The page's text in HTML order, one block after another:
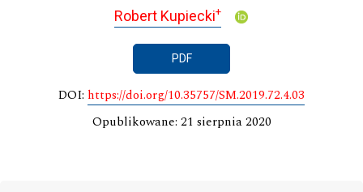
Robert Kupiecki+
PDF
DOI: https://doi.org/10.35757/SM.2019.72.4.03
Opublikowane: 21 sierpnia 2020